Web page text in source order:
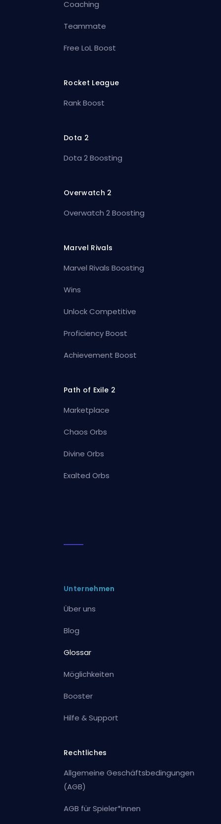
Coaching
Teammate
Free LoL Boost
Rocket League
Rank Boost
Dota 2
Dota 2 Boosting
Overwatch 2
Overwatch 2 Boosting
Marvel Rivals
Marvel Rivals Boosting
Wins
Unlock Competitive
Proficiency Boost
Achievement Boost
Path of Exile 2
Marketplace
Chaos Orbs
Divine Orbs
Exalted Orbs
Unternehmen
Über uns
Blog
Glossar
Möglichkeiten
Booster
Hilfe & Support
Rechtliches
Allgemeine Geschäftsbedingungen
(AGB)
AGB für Spieler*innen